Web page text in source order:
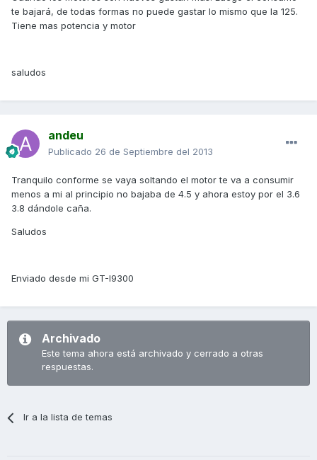
te bajará, de todas formas no puede gastar lo mismo que la 125.
Tiene mas potencia y motor
saludos
andeu
Publicado 26 de Septiembre del 2013
Tranquilo conforme se vaya soltando el motor te va a consumir
menos a mi al principio no bajaba de 4.5 y ahora estoy por el 3.6
3.8 dándole caña.
Saludos
Enviado desde mi GT-I9300
Archivado
Este tema ahora está archivado y cerrado a otras
respuestas.
Ir a la lista de temas